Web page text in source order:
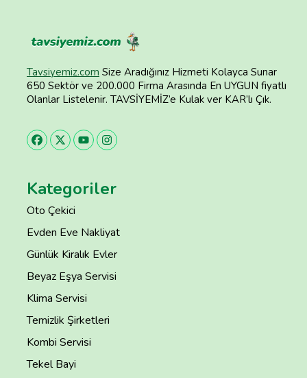
Tavsiyemiz.com Size Aradığınız Hizmeti Kolayca Sunar
650 Sektör ve 200.000 Firma Arasında En UYGUN fiyatlı
Olanlar Listelenir. TAVSİYEMİZ’e Kulak ver KAR’lı Çık.
Kategoriler
Oto Çekici
Evden Eve Nakliyat
Günlük Kiralık Evler
Beyaz Eşya Servisi
Klima Servisi
Temizlik Şirketleri
Kombi Servisi
Tekel Bayi